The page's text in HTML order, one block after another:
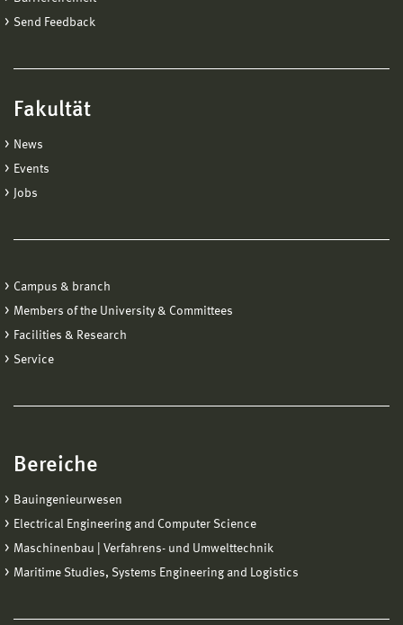
Send Feedback
Fakultät
News
Events
Jobs
Campus & branch
Members of the University & Committees
Facilities & Research
Service
Bereiche
Bauingenieurwesen
Electrical Engineering and Computer Science
Maschinenbau | Verfahrens- und Umwelttechnik
Maritime Studies, Systems Engineering and Logistics